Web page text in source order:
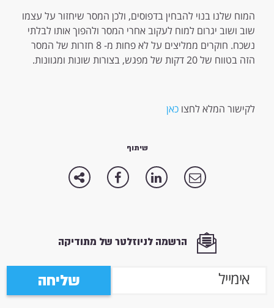
המוח שלנו בנוי להבחין בדפוסים, ולכן המסר שיחזור על עצמו
שוב ושוב יגרום למוח לעקוב אחרי המסר ולהפוך אותו לבלתי
נשכח. חוקרים ממליצים על לא פחות מ- 8 חזרות של המסר
הזה בטווח של 20 דקות של מפגש, בצורות שונות ומגוונות.
לקישור המלא לחצוכאן
שיתוף
הרשמה לניוזלטר של מתודיקה
שליחה